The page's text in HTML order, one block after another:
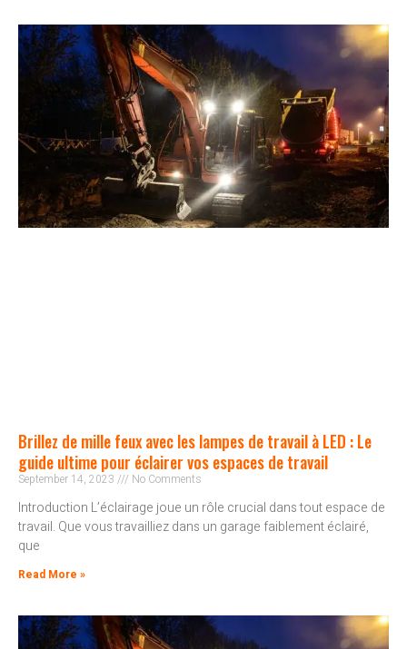
Brillez de mille feux avec les lampes de travail à LED : Le
guide ultime pour éclairer vos espaces de travail
September 14, 2023 No Comments
Introduction L’éclairage joue un rôle crucial dans tout espace de
travail. Que vous travailliez dans un garage faiblement éclairé,
que
Read More »